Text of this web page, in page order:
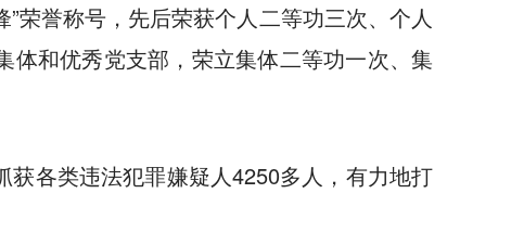
荣誉称号，先后荣获个人二等功三次、个人
体和优秀党支部，荣立集体二等功一次、集
各类违法犯罪嫌疑人4250多人，有力地打